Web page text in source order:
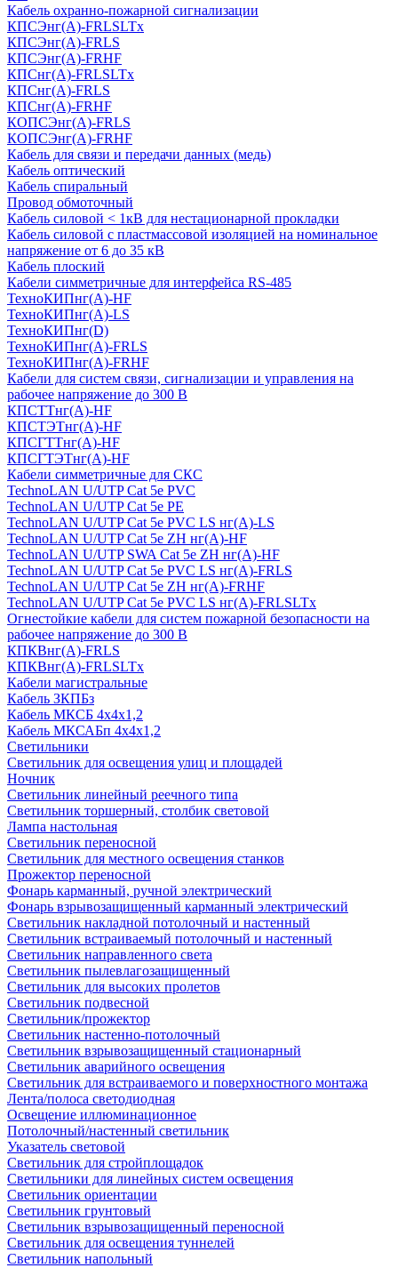
Кабель охранно-пожарной сигнализации
КПСЭнг(А)-FRLSLTx
КПСЭнг(А)-FRLS
КПСЭнг(А)-FRHF
КПСнг(А)-FRLSLTx
КПСнг(А)-FRLS
КПСнг(А)-FRHF
КОПСЭнг(А)-FRLS
КОПСЭнг(А)-FRHF
Кабель для связи и передачи данных (медь)
Кабель оптический
Кабель спиральный
Провод обмоточный
Кабель силовой < 1кВ для нестационарной прокладки
Кабель силовой с пластмассовой изоляцией на номинальное
напряжение от 6 до 35 кВ
Кабель плоский
Кабели симметричные для интерфейса RS-485
ТеxноКИПнг(A)-HF
ТеxноКИПнг(A)-LS
ТеxноКИПнг(D)
ТехноКИПнг(A)-FRLS
ТехноКИПнг(A)-FRHF
Кабели для систем связи, сигнализации и управления на
рабочее напряжение до 300 В
КПСТТнг(A)-HF
КПСТЭТнг(A)-HF
КПСГТТнг(A)-HF
КПСГТЭТнг(A)-HF
Кабели симметричные для СКС
TechnoLAN U/UTP Cat 5e PVC
TechnoLAN U/UTP Cat 5e PE
TechnoLAN U/UTP Cat 5e PVC LS нг(A)-LS
TechnoLAN U/UTP Cat 5e ZH нг(A)-HF
TechnoLAN U/UTP SWA Cat 5e ZH нг(A)-HF
TechnoLAN U/UTP Cat 5e PVC LS нг(A)-FRLS
TechnoLAN U/UTP Cat 5e ZH нг(A)-FRHF
TechnoLAN U/UTP Cat 5e PVC LS нг(A)-FRLSLTx
Огнестойкие кабели для систем пожарной безопасности на
рабочее напряжение до 300 В
КПКВнг(A)-FRLS
КПКВнг(A)-FRLSLTx
Кабели магистральные
Кабель ЗКПБз
Кабель МКСБ 4х4х1,2
Кабель МКСАБп 4х4х1,2
Светильники
Светильник для освещения улиц и площадей
Ночник
Светильник линейный реечного типа
Светильник торшерный, столбик световой
Лампа настольная
Светильник переносной
Светильник для местного освещения станков
Прожектор переносной
Фонарь карманный, ручной электрический
Фонарь взрывозащищенный карманный электрический
Светильник накладной потолочный и настенный
Светильник встраиваемый потолочный и настенный
Светильник направленного света
Светильник пылевлагозащищенный
Светильник для высоких пролетов
Светильник подвесной
Светильник/прожектор
Светильник настенно-потолочный
Светильник взрывозащищенный стационарный
Светильник аварийного освещения
Светильник для встраиваемого и поверхностного монтажа
Лента/полоса светодиодная
Освещение иллюминационное
Потолочный/настенный светильник
Указатель световой
Светильник для стройплощадок
Светильники для линейных систем освещения
Светильник ориентации
Светильник грунтовый
Светильник взрывозащищенный переносной
Светильник для освещения туннелей
Светильник напольный